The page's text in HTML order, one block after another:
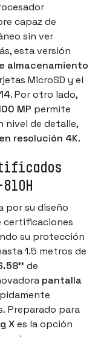
capaz de
sin ver
esta versión
almacenamiento
MicroSD y el
. Por otro lado,
MP permite
nivel de detalle,
resolución 4K.
por su diseño
certificaciones
su protección
1.5 metros de
de
pantalla
Preparado para
Xes la opción